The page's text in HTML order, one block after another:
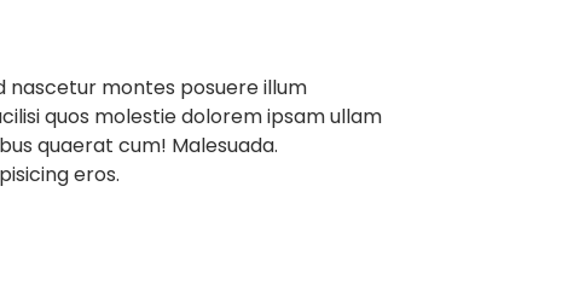
nascetur montes posuere illum
quos molestie dolorem ipsam ullam
quaerat cum! Malesuada.
eros.